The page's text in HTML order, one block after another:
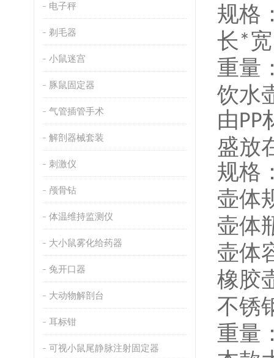
电子秤
剃毛器
小鼠迷宫
豚鼠固定器
气管插管手术
解剖器械套装
刺激仪
颅骨钻
体温维持监测仪
大小鼠雾化给药器
兔开口器
大动物解剖台
耳标钳
可视小鼠尾静脉注射固定器
规格
长*宽
重量
饮水
由PP
盛放
规格
壶体
壶体
壶体
橡胶
不锈
重量